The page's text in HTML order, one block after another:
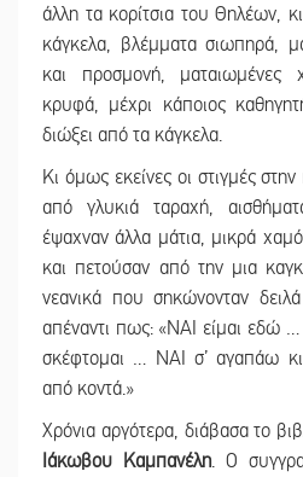
άλλη τα κορίτσια του Θηλέων,
κάγκελα, βλέμματα σιωπηρά,
και προσμονή, ματαιωμένες
κρυφά, μέχρι κάποιος
διώξει από τα κάγκελα.
Κι όμως εκείνες οι στιγμές
από γλυκιά ταραχή,
έψαχναν άλλα μάτια, μικρά
και πετούσαν από την μια
νεανικά που σηκώνονταν
απέναντι πως: «ΝΑΙ είμαι
σκέφτομαι … ΝΑΙ σ’ αγαπάω
από κοντά.»
Χρόνια αργότερα, διάβασα το
Ιάκωβου Καμπανέλη. Ο